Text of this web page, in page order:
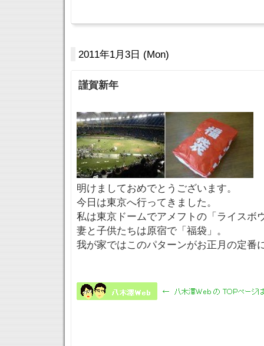
2011年1月3日 (Mon)
謹賀新年
明けましておめでとうございます。
今日は東京へ行ってきました。
私は東京ドームでアメフトの「ライスボ
妻と子供たちは原宿で「福袋」。
我が家ではこのパターンがお正月の定番